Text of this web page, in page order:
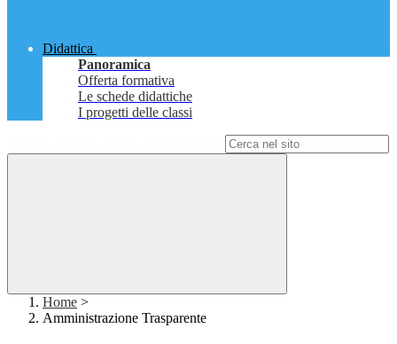
Didattica
Panoramica
Offerta formativa
Le schede didattiche
I progetti delle classi
Home >
Amministrazione Trasparente